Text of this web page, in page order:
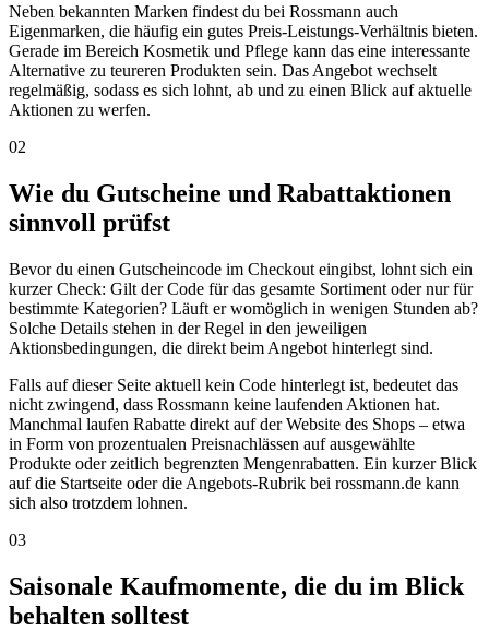
Neben bekannten Marken findest du bei Rossmann auch
Eigenmarken, die häufig ein gutes Preis-Leistungs-Verhältnis bieten.
Gerade im Bereich Kosmetik und Pflege kann das eine interessante
Alternative zu teureren Produkten sein. Das Angebot wechselt
regelmäßig, sodass es sich lohnt, ab und zu einen Blick auf aktuelle
Aktionen zu werfen.
02
Wie du Gutscheine und Rabattaktionen
sinnvoll prüfst
Bevor du einen Gutscheincode im Checkout eingibst, lohnt sich ein
kurzer Check: Gilt der Code für das gesamte Sortiment oder nur für
bestimmte Kategorien? Läuft er womöglich in wenigen Stunden ab?
Solche Details stehen in der Regel in den jeweiligen
Aktionsbedingungen, die direkt beim Angebot hinterlegt sind.
Falls auf dieser Seite aktuell kein Code hinterlegt ist, bedeutet das
nicht zwingend, dass Rossmann keine laufenden Aktionen hat.
Manchmal laufen Rabatte direkt auf der Website des Shops – etwa
in Form von prozentualen Preisnachlässen auf ausgewählte
Produkte oder zeitlich begrenzten Mengenrabatten. Ein kurzer Blick
auf die Startseite oder die Angebots-Rubrik bei rossmann.de kann
sich also trotzdem lohnen.
03
Saisonale Kaufmomente, die du im Blick
behalten solltest